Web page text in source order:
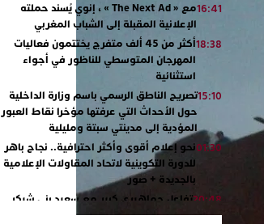
16:41
مع « The Next Ad » ، إنوي يُسند حملته
الإعلانية المقبلة إلى الشباب المغربي
18:38
أكثر من 45 ألف متفرج يختتمون فعاليات
المهرجان المتوسطي للناظور في أجواء
استثنائية
15:10تصريح الناطق الرسمي باسم وزارة الداخلية
حول الأحداث التي عرفتها مؤخرا نقاط العبور
المؤدية إلى مدينتي سبتة ومليلية
01:30نحو إعلام أقوى وأكثر احترافية.. نجاح باهر
للدورة التكوينية لاتحاد المقاولات الإعلامية
بالجديدة + صور
20:48تفاعل جماهيري كبير مع سعيد بني شيكر
ورشيدة طلال ووليد الرحماني في المهرجان